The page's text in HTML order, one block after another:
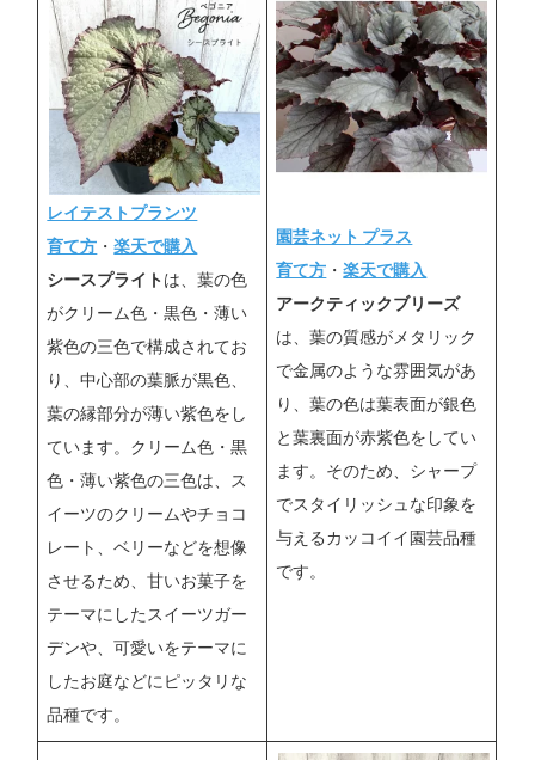
レイテストプランツ
育て方 ・楽天で購入
シースプライト は、葉の色
がクリーム色・黒色・薄い
紫色の三色で構成されてお
り、中心部の葉脈が黒色、
葉の縁部分が薄い紫色をし
ています。クリーム色・黒
色・薄い紫色の三色は、ス
イーツのクリームやチョコ
レート、ベリーなどを想像
させるため、甘いお菓子を
テーマにしたスイーツガー
デンや、可愛いをテーマに
したお庭などにピッタリな
品種です。
園芸ネット プラス
育て方 ・楽天で購入
アークティックブリーズ
は、葉の質感がメタリック
で金属のような雰囲気があ
り、葉の色は葉表面が銀色
と葉裏面が赤紫色をしてい
ます。そのため、シャープ
でスタイリッシュな印象を
与えるカッコイイ園芸品種
です。